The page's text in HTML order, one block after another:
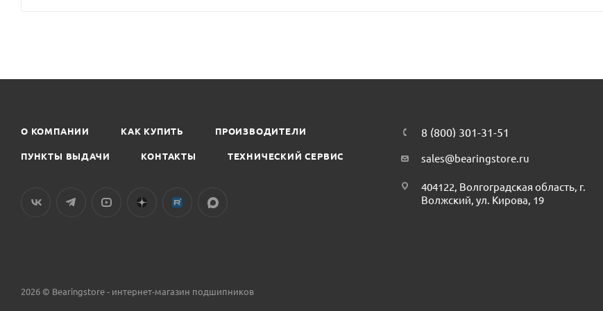
О КОМПАНИИ КАК КУПИТЬ ПРОИЗВОДИТЕЛИ
ПУНКТЫ ВЫДАЧИ КОНТАКТЫ ТЕХНИЧЕСКИЙ СЕРВИС
8 (800) 301-31-51
sales@bearingstore.ru
404122, Волгоградская область, г.
Волжский, ул. Кирова, 19
2026 © Bearingstore - интернет-магазин подшипников